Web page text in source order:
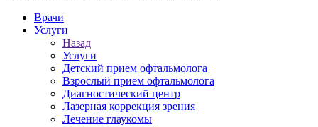
Врачи
Услуги
Назад
Услуги
Детский прием офтальмолога
Взрослый прием офтальмолога
Диагностический центр
Лазерная коррекция зрения
Лечение глаукомы